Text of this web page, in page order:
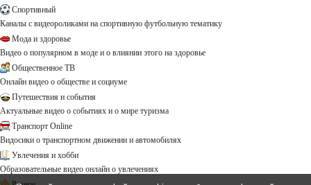
Спортивный
Каналы с видеороликами на спортивную футбольную тематику
Мода и здоровье
Видео о популярном в моде и о влиянии этого на здоровье
Общественное ТВ
Онлайн видео о обществе и социуме
Путешествия и события
Актуальные видео о событиях и о мире туризма
Транспорт Online
Видосики о транспортном движении и автомобилях
Увлечения и хобби
Образовательные видео онлайн о увлечениях